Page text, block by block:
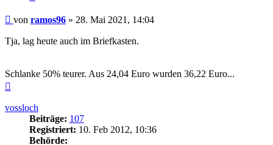
Beitrag
von ramos96 » 28. Mai 2021, 14:04
Tja, lag heute auch im Briefkasten.
Schlanke 50% teurer. Aus 24,04 Euro wurden 36,22 Euro...
vossloch
Beiträge: 107
Registriert: 10. Feb 2012, 10:36
Behörde: